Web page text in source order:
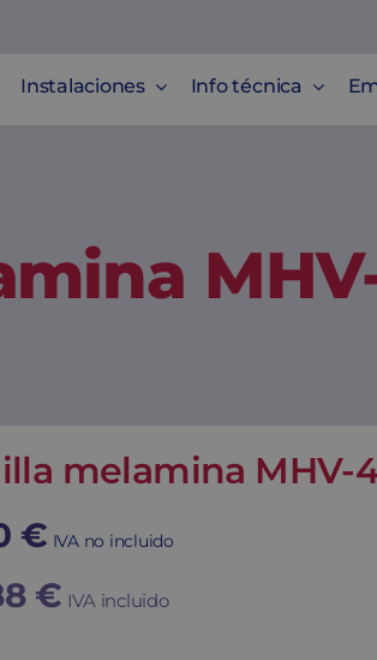
Instalaciones Info técnica
melamina MHV-
€ IVA no incluido
€ IVA incluido